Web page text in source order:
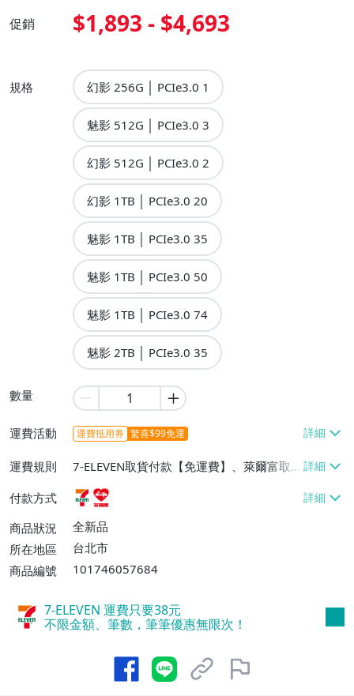
促銷 $1,893 - $4,693
規格 幻影 256G │ PCIe3.0 1
魅影 512G │ PCIe3.0 3
幻影 512G │ PCIe3.0 2
幻影 1TB │ PCIe3.0 20
魅影 1TB │ PCIe3.0 35
魅影 1TB │ PCIe3.0 50
魅影 1TB │ PCIe3.0 74
魅影 2TB │ PCIe3.0 35
數量
運費活動 運費抵用券 驚喜$99免運
運費規則
7-ELEVEN取貨付款【免運費】、萊爾富取
貨付款【免運費】
付款方式
商品狀況
全新品
所在地區
台北市
商品編號
101746057684
7-ELEVEN 運費只要38元
不限金額、筆數，筆筆優惠無限次！